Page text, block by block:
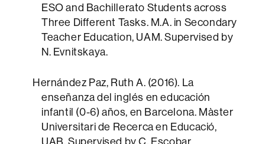
ESO and Bachillerato Students across
Three Different Tasks. M.A. in Secondary
Teacher Education, UAM. Supervised by
N. Evnitskaya.
Hernández Paz, Ruth A. (2016). La
enseñanza del inglés en educación
infantil (0-6) años, en Barcelona. Màster
Universitari de Recerca en Educació,